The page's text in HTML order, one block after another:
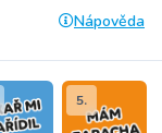
Nápověda
5.